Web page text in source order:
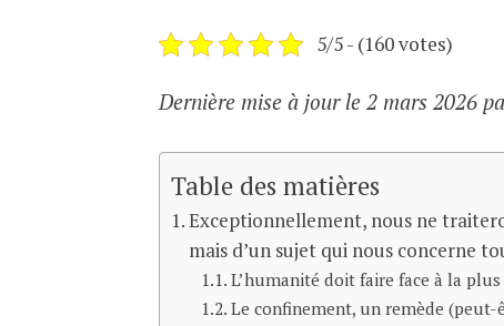
5/5 - (160 votes)
Dernière mise à jour le 2 mars 2026
Table des matières
Exceptionnellement, nous ne
mais d’un sujet qui nous concerne
L’humanité doit faire face à la
Le confinement, un remède (peut-